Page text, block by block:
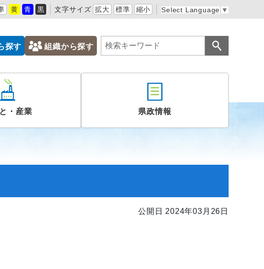
黄 青 黒 文字サイズ 拡大 標準 縮小 Select Language ▼
探す 組織から探す
・産業 県政情報
公開日 2024年03月26日